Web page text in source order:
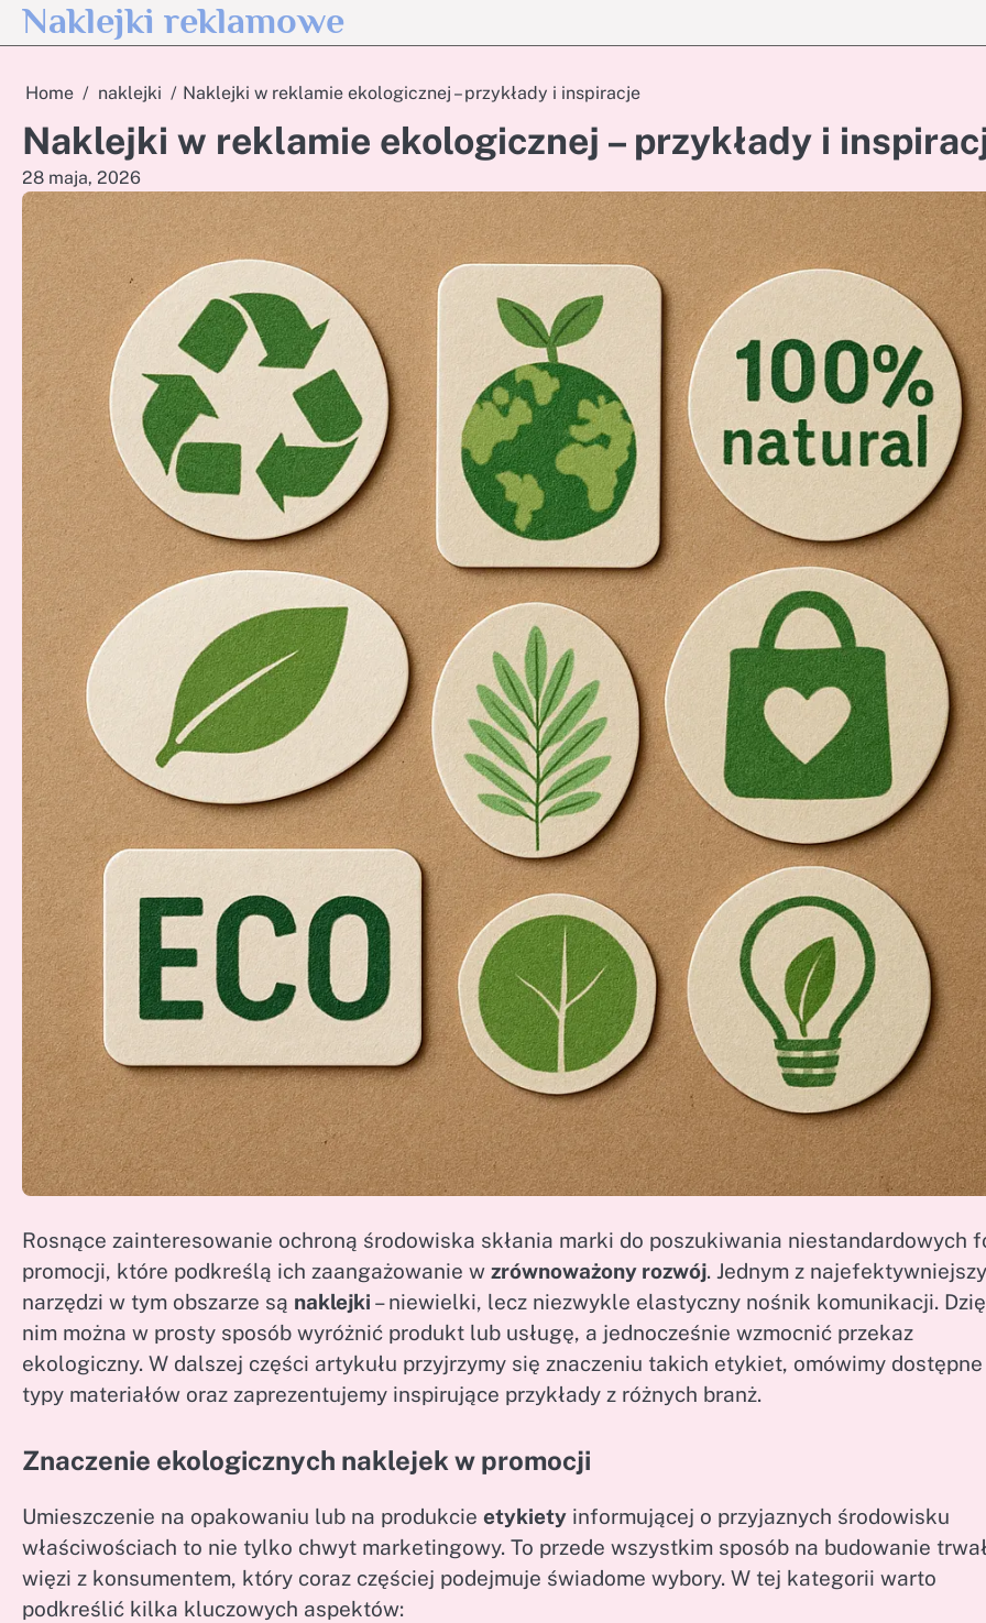
SkipNaklejki reklamowe
Home naklejki Naklejki w reklamie ekologicznej – przykłady i inspiracje
Naklejki w reklamie ekologicznej – przykłady i
28 maja, 2026
Rosnące zainteresowanie ochroną środowiska skłania marki do poszukiwania niestandardowych
promocji, które podkreślą ich zaangażowanie w zrównoważony rozwój. Jednym z
narzędzi w tym obszarze są naklejki – niewielki, lecz niezwykle elastyczny nośnik komunikacji.
nim można w prosty sposób wyróżnić produkt lub usługę, a jednocześnie wzmocnić przekaz
ekologiczny. W dalszej części artykułu przyjrzymy się znaczeniu takich etykiet, omówimy dostępne
typy materiałów oraz zaprezentujemy inspirujące przykłady z różnych branż.
Znaczenie ekologicznych naklejek w promocji
Umieszczenie na opakowaniu lub na produkcie etykiety informującej o przyjaznych środowisku
właściwościach to nie tylko chwyt marketingowy. To przede wszystkim sposób na budowanie
więzi z konsumentem, który coraz częściej podejmuje świadome wybory. W tej kategorii warto
podkreślić kilka kluczowych aspektów: